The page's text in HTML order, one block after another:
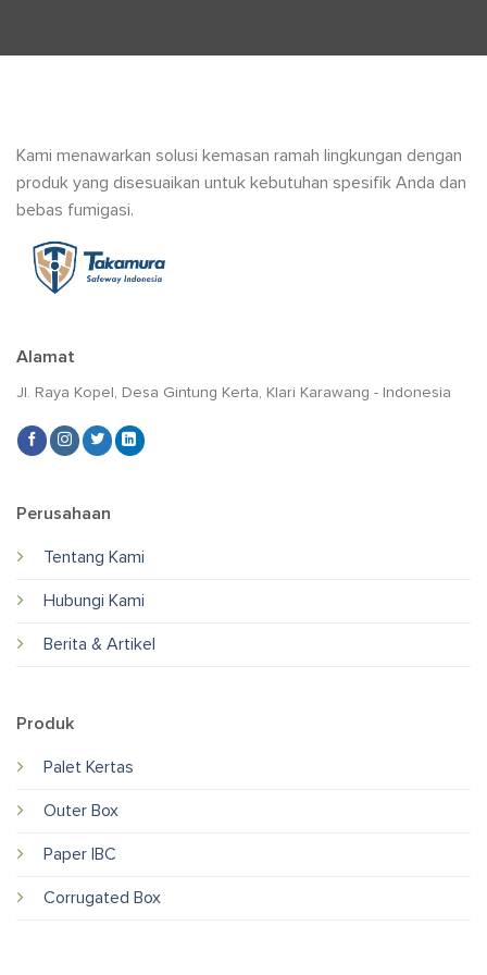
Kami menawarkan solusi kemasan ramah lingkungan dengan
produk yang disesuaikan untuk kebutuhan spesifik Anda dan
bebas fumigasi.
Perusahaan
Tentang Kami
Hubungi Kami
Berita & Artikel
Produk
Palet Kertas
Outer Box
Paper IBC
Corrugated Box
Alamat
Jl. Raya Kopel, Desa Gintung Kerta, Klari Karawang - Indonesia